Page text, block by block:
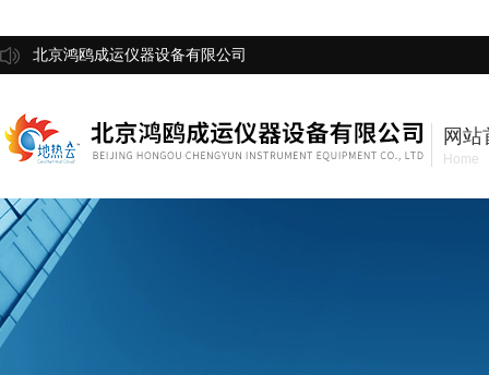
北京鸿鸥成运仪器设备有限公司
网站
Home